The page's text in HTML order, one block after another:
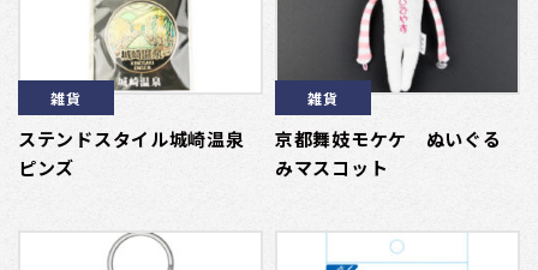
雑貨
ステンドスタイル城崎温泉
ピンズ
雑貨
京都舞妓モケケ ぬいぐる
みマスコット